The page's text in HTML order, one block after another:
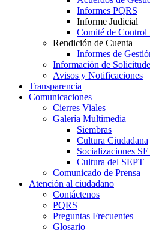
Informes PQRS
Informe Judicial
Comité de Control
Rendición de Cuenta
Informes de
Información de
Avisos y Notificaciones
Transparencia
Comunicaciones
Cierres Viales
Galería Multimedia
Siembras
Cultura Ciudadana
Socializaciones
Cultura del SEPT
Comunicado de Prensa
Atención al ciudadano
Contáctenos
PQRS
Preguntas Frecuentes
Glosario